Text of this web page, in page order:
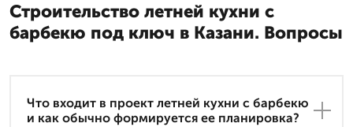
Строительство летней кухни с
барбекю под ключ в Казани. Вопросы
Что входит в проект летней кухни с барбекю
и как обычно формируется ее планировка?